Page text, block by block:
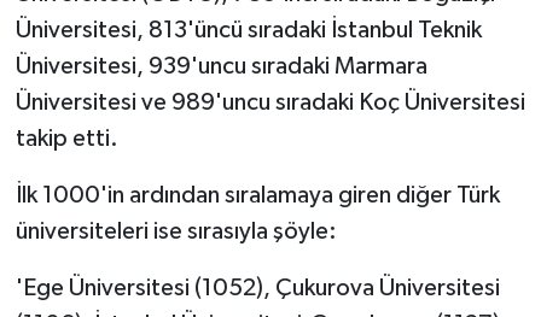
Üniversitesi, 813'üncü sıradaki İstanbul Teknik
Üniversitesi, 939'uncu sıradaki Marmara
Üniversitesi ve 989'uncu sıradaki Koç Üniversitesi
takip etti.
İlk 1000'in ardından sıralamaya giren diğer Türk
üniversiteleri ise sırasıyla şöyle:
'Ege Üniversitesi (1052), Çukurova Üniversitesi